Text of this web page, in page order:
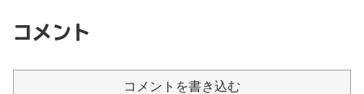
コメント
コメントを書き込む